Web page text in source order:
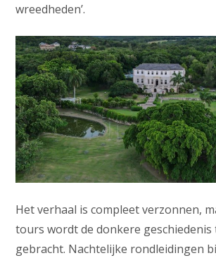
wreedheden’.
Het verhaal is compleet verzonnen,
tours wordt de donkere geschiedenis
gebracht. Nachtelijke rondleidingen